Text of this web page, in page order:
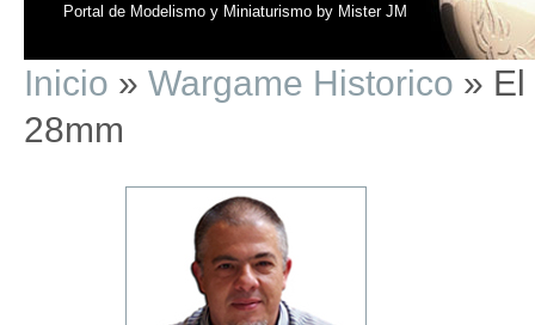
Portal de Modelismo y Miniaturismo by Mister JM
Inicio » Wargame Historico » El
28mm